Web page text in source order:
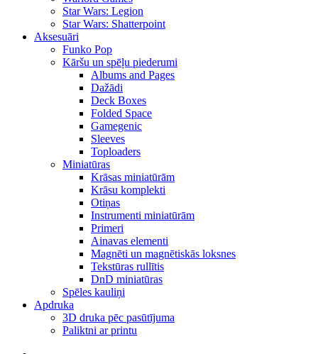
Star Wars: Legion
Star Wars: Shatterpoint
Aksesuāri
Funko Pop
Kāršu un spēļu piederumi
Albums and Pages
Dažādi
Deck Boxes
Folded Space
Gamegenic
Sleeves
Toploaders
Miniatūras
Krāsas miniatūrām
Krāsu komplekti
Otiņas
Instrumenti miniatūrām
Primeri
Ainavas elementi
Magnēti un magnētiskās loksnes
Tekstūras rullītis
DnD miniatūras
Spēles kauliņi
Apdruka
3D druka pēc pasūtījuma
Paliktni ar printu